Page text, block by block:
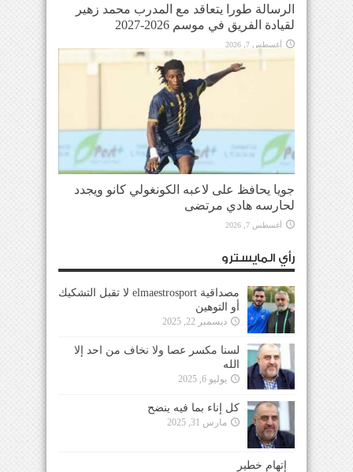
الرسالة طورا يتعاقد مع المدرب محمد زهير
لقيادة الفريق في موسم 2026-2027
أغسطس 7, 2026
جويا يحافظ على لاعبه الكونغولي كانو ويجدد
لحارسه هادي مرتضى
أغسطس 7, 2026
رأي المايسترو
مصداقية elmaestrosport لا تقبل التشكيك
أو التوهين
ديسمبر 22, 2025
لسنا مكسر عصا ولا نخاف من احد إلا
الله
يوليو 6, 2025
كل إناء بما فيه ينضح
مارس 31, 2025
إتهام خطير